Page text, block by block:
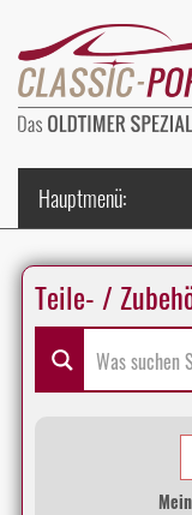
Teile- /